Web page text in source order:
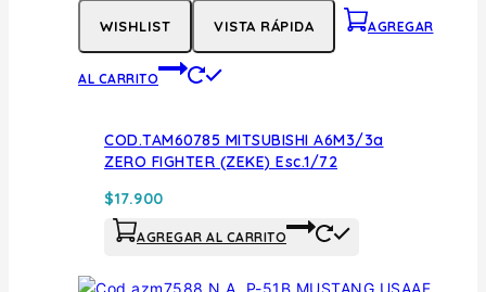
WISHLIST VISTA RÁPIDA AGREGAR
AL CARRITO
COD.TAM60785 MITSUBISHI A6M3/3a
ZERO FIGHTER (ZEKE) Esc.1/72
$17.900
AGREGAR AL CARRITO